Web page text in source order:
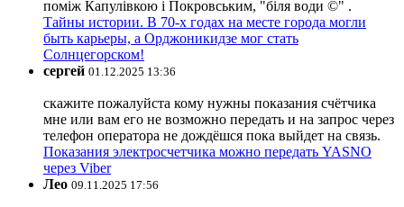
поміж Капулівкою і Покровським, "біля води ©" .
Тайны истории. В 70-х годах на месте города могли
быть карьеры, а Орджоникидзе мог стать
Солнцегорском!
сергей 01.12.2025 13:36
скажите пожалуйста кому нужны показания счётчика
мне или вам его не возможно передать и на запрос через
телефон оператора не дождёшся пока выйдет на связь.
Показания электросчетчика можно передать YASNO
через Viber
Лео 09.11.2025 17:56